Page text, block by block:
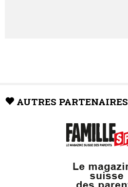
AUTRES PARTENAIRES